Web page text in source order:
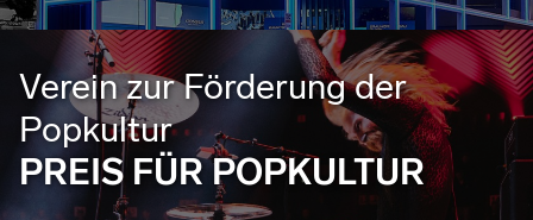
Verein zur Förderung der
Popkultur
PREIS FÜR POPKULTUR